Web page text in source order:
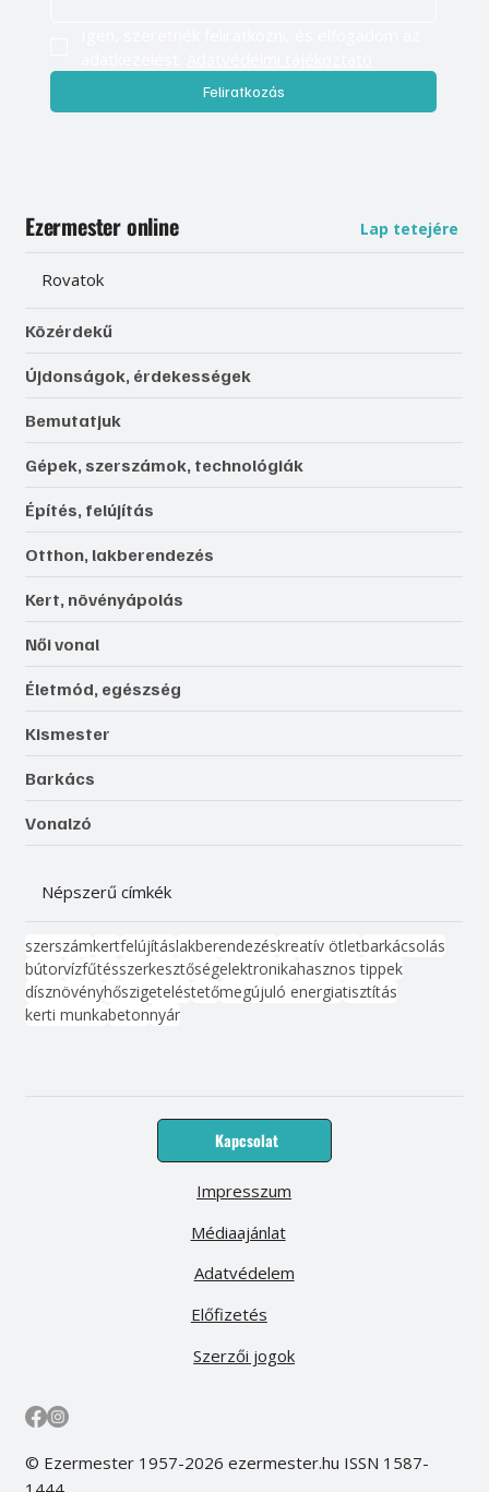
Feliratkozás
Ezermester online Lap tetejére
Rovatok
Közérdekű
Újdonságok, érdekességek
Bemutatjuk
Gépek, szerszámok, technológiák
Építés, felújítás
Otthon, lakberendezés
Kert, növényápolás
Női vonal
Életmód, egészség
Kismester
Barkács
Vonalzó
Népszerű címkék
szerszámkertfelújításlakberendezéskreatív ötletbarkácsolás
bútorvízfűtésszerkesztőségelektronikahasznos tippek
dísznövényhőszigeteléstetőmegújuló energiatisztítás
kerti munkabetonnyár
Kapcsolat
Médiaajánlat
Előfizetés
Impresszum
Adatvédelem
Szerzői jogok
© Ezermester 1957-2026 ezermester.hu ISSN 1587-